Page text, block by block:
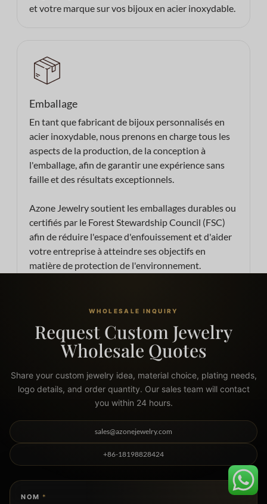
et votre marque sur vos bijoux en acier inoxydable.
Emballage
En tant que fabricant de bijoux personnalisés en
acier inoxydable, nous prenons en charge tous les
aspects de la production, de la conception à
l'emballage, afin de garantir une expérience sans
faille et des résultats exceptionnels.
Azone Jewelry soutient les emballages durables ou
certifiés par le Forest Stewardship Council (FSC)
afin de réduire l'espace d'enfouissement et d'aider
votre entreprise à atteindre ses objectifs en
matière de protection de l'environnement.
WHOLESALE INQUIRY
Request Custom Jewelry
Wholesale Quotes
Share your custom jewelry idea, material choice, plating needs,
logo details, and order quantity. Our sales team will contact
you within 24 hours.
sales@azonejewelry.com
+86-18198828424
NOM *